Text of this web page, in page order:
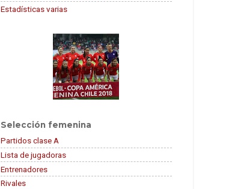
Estadísticas varias
Selección femenina
Partidos clase A
Lista de jugadoras
Entrenadores
Rivales